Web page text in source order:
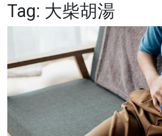
健康
商業
科技
名家榜
Tag: 大柴胡湯